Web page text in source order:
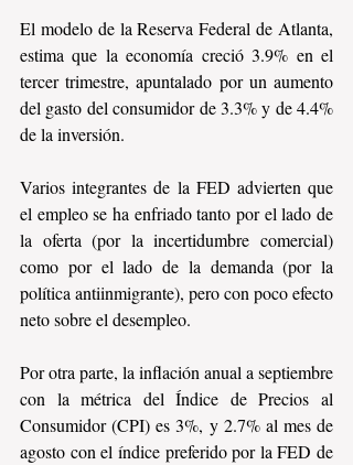
El modelo de la Reserva Federal de Atlanta,
estima que la economía creció 3.9% en el
tercer trimestre, apuntalado por un aumento
del gasto del consumidor de 3.3% y de 4.4%
de la inversión.
Varios integrantes de la FED advierten que
el empleo se ha enfriado tanto por el lado de
la oferta (por la incertidumbre comercial)
como por el lado de la demanda (por la
política antiinmigrante), pero con poco efecto
neto sobre el desempleo.
Por otra parte, la inflación anual a septiembre
con la métrica del Índice de Precios al
Consumidor (CPI) es 3%, y 2.7% al mes de
agosto con el índice preferido por la FED de